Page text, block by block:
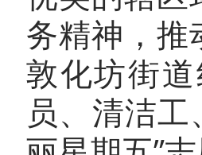
务精神，推
敦化坊街
员、清洁